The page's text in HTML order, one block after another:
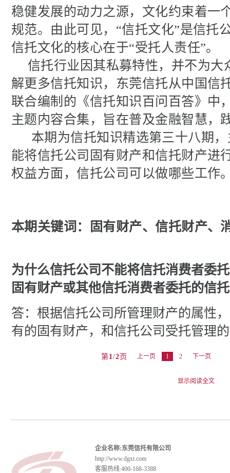
稳健发展的动力之源，文化约束着一
规范。 由此可见， “信托文化”是信托
信托文化的核心在于“受托人责任”。
信托行业因其私募特性，并不为
解更多信托知识，东莞信托从中国信
联合编制的《信托知识百问百答》中
主题内容合集，旨在普及金融智慧，
本期为信托知识精选第三十八期
能将信托公司固有财产和信托财产进
权益方面，信托公司可以做哪些工作
本期关键词：固有财产、信托财产、
为什么信托公司不能将信托消费者委
固有财产或其他信托消费者委托的信
答：根据信托公司所管理财产的属性
有的固有财产，和信托公司受托管理
第 1/2 页 上一页 1 2 下一页
企业名称:东莞信托有限公司
http://www.dgxt.com
客服热线:400-168-3388